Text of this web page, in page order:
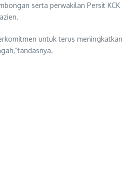
serta perwakilan Persit
untuk terus